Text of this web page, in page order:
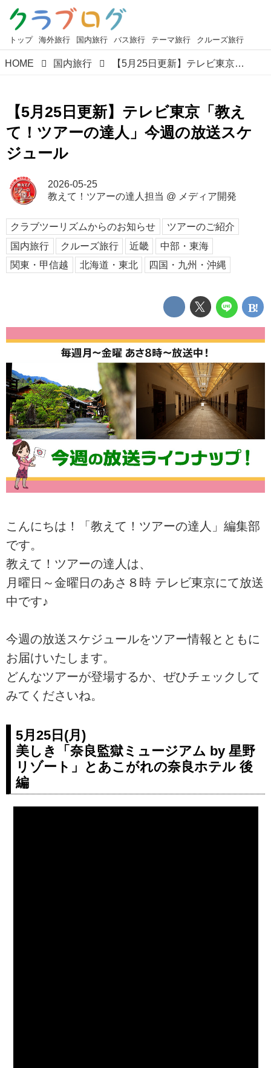
トップ 海外旅行 国内旅行 バス旅行 テーマ旅行 クルーズ旅行
HOME 国内旅行 【5月25日更新】テレビ東京「教えて！ツアーの達人」今週の放送スケジュール
【5月25日更新】テレビ東京「教え
て！ツアーの達人」今週の放送スケ
ジュール
2026-05-25
教えて！ツアーの達人担当 @ メディア開発
クラブツーリズムからのお知らせ
ツアーのご紹介
国内旅行
クルーズ旅行 近畿
中部・東海
関東・甲信越
北海道・東北 四国・九州・沖縄
こんにちは！「教えて！ツアーの達人」編集部
です。
教えて！ツアーの達人は、
月曜日～金曜日のあさ８時 テレビ東京にて放送
中です♪
今週の放送スケジュールをツアー情報とともに
お届けいたします。
どんなツアーが登場するか、ぜひチェックして
みてくださいね。
5月25日(月)
美しき「奈良監獄ミュージアム by 星野
リゾート」とあこがれの奈良ホテル 後
編